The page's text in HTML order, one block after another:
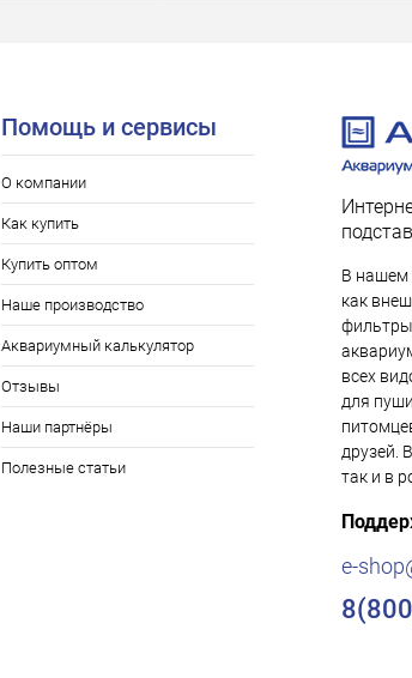
Помощь и сервисы
О компании
Как купить
Купить оптом
Наше производство
Аквариумный калькулятор
Отзывы
Наши партнёры
Полезные статьи
В нашем
как
всех
для
друзей.
так и в
e-